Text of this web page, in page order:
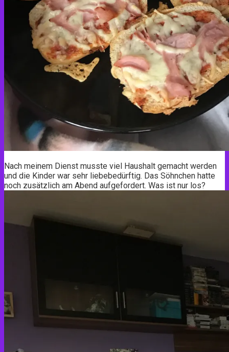
Nach meinem Dienst musste viel Haushalt gemacht werden
und die Kinder war sehr liebebedürftig. Das Söhnchen hatte
noch zusätzlich am Abend aufgefordert. Was ist nur los?